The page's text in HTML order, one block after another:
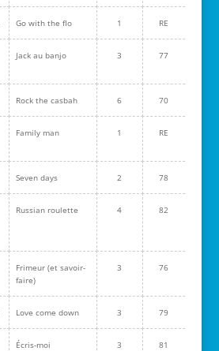
Go with the flo 1 RE
Jack au banjo 3 77
Rock the casbah 6 70
Family man 1 RE
Seven days 2 78
Russian roulette 4 82
Frimeur (et savoir-
faire)
3 76
Love come down 3 79
Écris-moi 3 81